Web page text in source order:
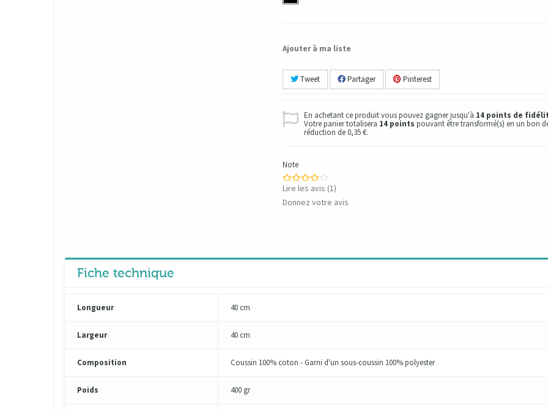
Ajouter à ma liste
Tweet Partager Pinterest
En achetant ce produit vous pouvez gagner jusqu'à 14 points de
Votre panier totalisera 14 points pouvant être transformé(s) en un bon
réduction de0,35 €.
Note
Lire les avis (1)
Donnez votre avis
Fiche technique
Longueur 40 cm
Largeur 40 cm
Composition Coussin 100% coton - Garni d'un sous-coussin 100% polyester
Poids 400 gr